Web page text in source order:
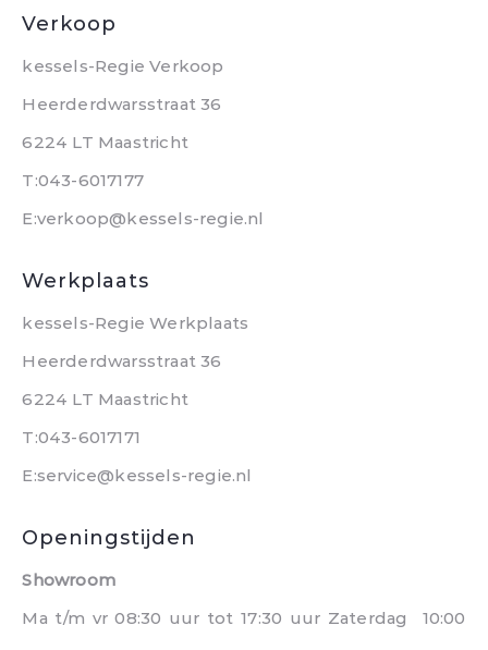
Verkoop
kessels-Regie Verkoop
Heerderdwarsstraat 36
6224 LT Maastricht
T:043-6017177
E:verkoop@kessels-regie.nl
Werkplaats
kessels-Regie Werkplaats
Heerderdwarsstraat 36
6224 LT Maastricht
T:043-6017171
E:service@kessels-regie.nl
Openingstijden
Showroom
Ma t/m vr 08:30 uur tot 17:30 uur Zaterdag 10:00